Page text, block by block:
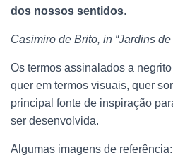
dos nossos sentidos.
Casimiro de Brito, in “Jardins de
Os termos assinalados a
quer em termos visuais, quer
principal fonte de inspiração
ser desenvolvida.
Algumas imagens de referência: